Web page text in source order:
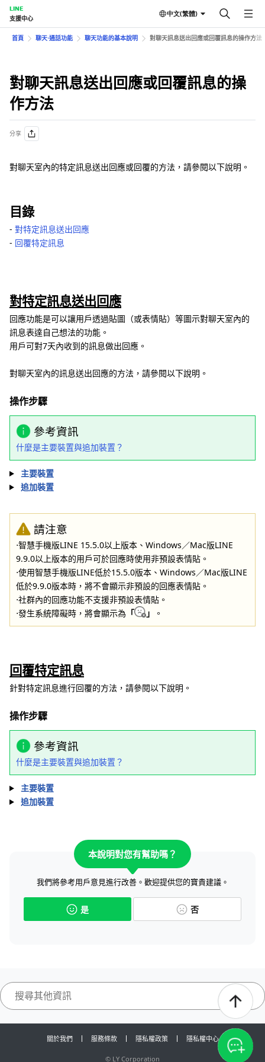
LINE
支援中心
中文(繁體)
首頁 聊天⋅通話功能 聊天功能的基本說明 對聊天訊息送出回應或回覆訊息的操作方法
對聊天訊息送出回應或回覆訊息的操
作方法
分享
對聊天室內的特定訊息送出回應或回覆的方法，請參閱以下說明。
目錄
‐ 對特定訊息送出回應
‐ 回覆特定訊息
對特定訊息送出回應
回應功能是可以讓用戶透過貼圖（或表情貼）等圖示對聊天室內的
訊息表達自己想法的功能。
用戶可對7天內收到的訊息做出回應。
對聊天室內的訊息送出回應的方法，請參閱以下說明。
操作步驟
參考資訊
什麼是主要裝置與追加裝置？
主要裝置
追加裝置
請注意
⋅智慧手機版LINE 15.5.0以上版本、Windows／Mac版LINE
9.9.0以上版本的用戶可於回應時使用非預設表情貼。
⋅使用智慧手機版LINE低於15.5.0版本、Windows／Mac版LINE
低於9.9.0版本時，將不會顯示非預設的回應表情貼。
⋅社群內的回應功能不支援非預設表情貼。
⋅發生系統障礙時，將會顯示為 「 」 。
回覆特定訊息
針對特定訊息進行回覆的方法，請參閱以下說明。
操作步驟
參考資訊
什麼是主要裝置與追加裝置？
主要裝置
追加裝置
本說明對您有幫助嗎？
我們將參考用戶意見進行改善。歡迎提供您的寶貴建議。
是 否
關於我們 服務條款 隱私權政策 隱私權中心
© LY Corporation